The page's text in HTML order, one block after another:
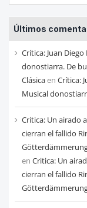
entradas
de
cada
mes
Últimos
Crítica: Juan
donostiarra. De
Clásicaen Crítica:
Musical
Critica: Un airado
cierran el fallido
en Critica: Un
cierran el fallido